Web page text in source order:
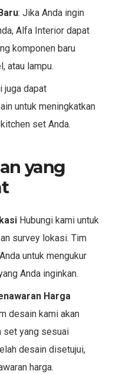
: Jika Anda ingin
Alfa Interior dapat
komponen baru
atau lampu.
juga dapat
untuk meningkatkan
set Anda.
yang
Hubungi kami untuk
survey lokasi. Tim
untuk mengukur
Anda inginkan.
Harga
desain kami akan
set yang sesuai
desain disetujui,
harga.